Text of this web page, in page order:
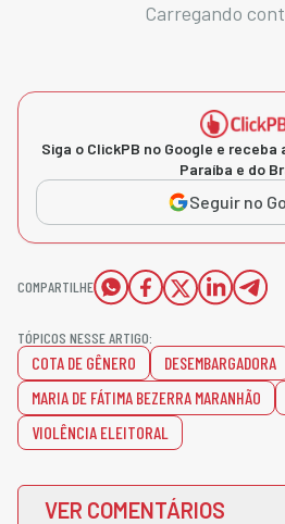
Carregando
Siga o ClickPB no Google e
Paraíba e do
Seguir no
COMPARTILHE
TÓPICOS NESSE ARTIGO:
COTA DE GÊNERO DESEMBARGADORA
MARIA DE FÁTIMA BEZERRA MARANHÃO
VIOLÊNCIA ELEITORAL
VER COMENTÁRIOS